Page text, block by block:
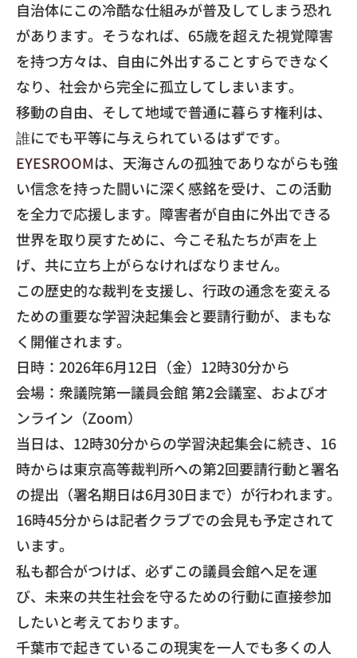
自治体にこの冷酷な仕組みが普及してしまう恐れ
があります。そうなれば、 65歳を超えた視覚障害
を持つ方々は、 自由に外出することすらできなく
なり、 社会から完全に孤立してしまいます。
​移動の自由、そして地域で普通に暮らす権利は、
誰にでも平等に与えられているはずです。
EYESROOMは、 天海さんの孤独でありながらも強
い信念を持った闘いに深く感銘を受け、この活動
を全力で応援します。 障害者が自由に外出できる
世界を取り戻すために、 今こそ私たちが声を上
げ、共に立ち上がらなければなりません。
​この歴史的な裁判を支援し、 行政の通念を変える
ための重要な学習決起集会と要請行動が、 まもな
く開催されます。
​日時：2026年6月12日（金）12時30分から
会場：衆議院第一議員会館 第2会議室、およびオ
ンライン（Zoom）
​当日は、12時30分からの学習決起集会に続き、 16
時からは東京高等裁判所への第2回要請行動と署名
の提出（署名期日は6月30日まで）が行われます。
16時45分からは記者クラブでの会見も予定されて
います。
​私も都合がつけば、必ずこの議員会館へ足を運
び、 未来の共生社会を守るための行動に直接参加
したいと考えております。
千葉市で起きているこの現実を一人でも多くの人